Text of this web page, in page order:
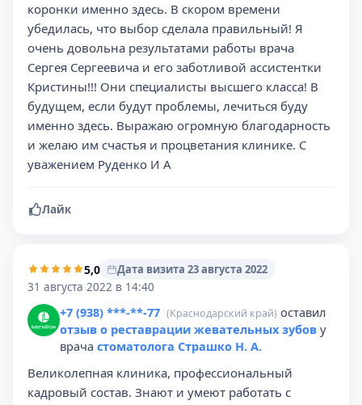
коронки именно здесь. В скором времени
убедилась, что выбор сделала правильный! Я
очень довольна результатами работы врача
Сергея Сергеевича и его заботливой ассистентки
Кристины!!! Они специалисты высшего класса! В
будущем, если будут проблемы, лечиться буду
именно здесь. Выражаю огромную благодарность
и желаю им счастья и процветания клинике. С
уважением Руденко И А
Лайк
5,0
Дата визита 23 августа 2022
31 августа 2022 в 14:40
+7 (938) ***-**-77 (Краснодарский край) оставил
отзыв о реставрации жевательных зубов у
врача стоматолога Страшко Н. А.
Великолепная клиника, профессиональный
кадровый состав. Знают и умеют работать с